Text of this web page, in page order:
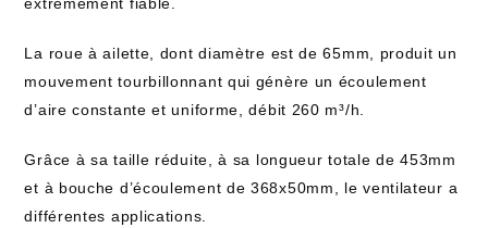
extrêmement fiable.
La roue à ailette, dont diamètre est de 65mm, produit un
mouvement tourbillonnant qui génère un écoulement
d’aire constante et uniforme, débit 260 m³/h.
Grâce à sa taille réduite, à sa longueur totale de 453mm
et à bouche d’écoulement de 368x50mm, le ventilateur a
différentes applications.